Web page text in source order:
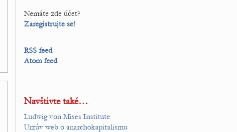
Nemáte zde účet?
Zaregistrujte se!
RSS feed
Atom feed
Navštivte také…
Ludwig von Mises Institute
Urzův web o anarchokapitalismu